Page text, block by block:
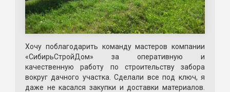
Хочу поблагодарить команду мастеров компании
«СибирьСтройДом» за оперативную и
качественную работу по строительству забора
вокруг дачного участка. Сделали все под ключ, я
даже не касался закупки и доставки материалов.